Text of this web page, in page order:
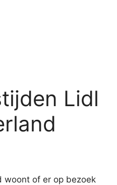
Lidl
woont of er op bezoek